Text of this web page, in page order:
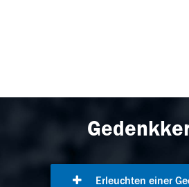
Erleuchten einer